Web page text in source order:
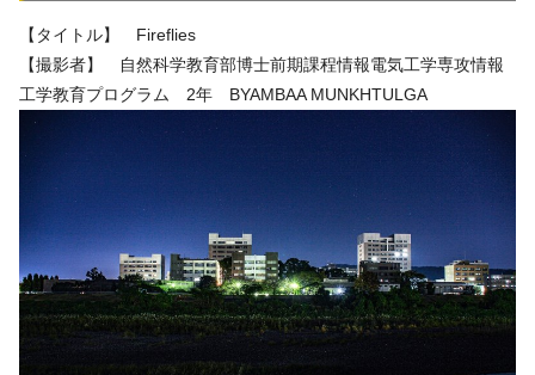
【タイトル】 Fireflies
【撮影者】 自然科学教育部博士前期課程情報電気工学専攻情報
工学教育プログラム 2年 BYAMBAA MUNKHTULGA